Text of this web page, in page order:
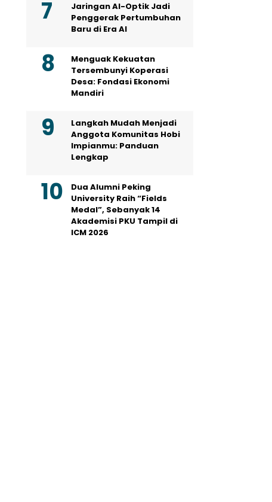
Jaringan AI-Optik Jadi
Penggerak Pertumbuhan
Baru di Era AI
Menguak Kekuatan
Tersembunyi Koperasi
Desa: Fondasi Ekonomi
Mandiri
Langkah Mudah Menjadi
Anggota Komunitas Hobi
Impianmu: Panduan
Lengkap
Dua Alumni Peking
University Raih “Fields
Medal”, Sebanyak 14
Akademisi PKU Tampil di
ICM 2026